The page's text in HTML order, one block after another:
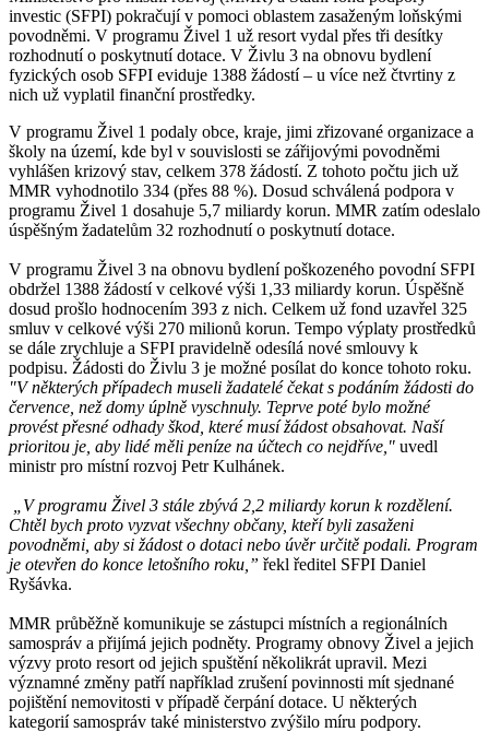
investic (SFPI) pokračují v pomoci oblastem zasaženým loňskými
povodněmi. V programu Živel 1 už resort vydal přes tři desítky
rozhodnutí o poskytnutí dotace. V Živlu 3 na obnovu bydlení
fyzických osob SFPI eviduje 1388 žádostí – u více než čtvrtiny z
nich už vyplatil finanční prostředky.
V programu Živel 1 podaly obce, kraje, jimi zřizované organizace a
školy na území, kde byl v souvislosti se zářijovými povodněmi
vyhlášen krizový stav, celkem 378 žádostí. Z tohoto počtu jich už
MMR vyhodnotilo 334 (přes 88 %). Dosud schválená podpora v
programu Živel 1 dosahuje 5,7 miliardy korun. MMR zatím odeslalo
úspěšným žadatelům 32 rozhodnutí o poskytnutí dotace.
V programu Živel 3 na obnovu bydlení poškozeného povodní SFPI
obdržel 1388 žádostí v celkové výši 1,33 miliardy korun. Úspěšně
dosud prošlo hodnocením 393 z nich. Celkem už fond uzavřel 325
smluv v celkové výši 270 milionů korun. Tempo výplaty prostředků
se dále zrychluje a SFPI pravidelně odesílá nové smlouvy k
podpisu. Žádosti do Živlu 3 je možné posílat do konce tohoto roku.
"V některých případech museli žadatelé čekat s podáním žádosti do
července, než domy úplně vyschnuly. Teprve poté bylo možné
provést přesné odhady škod, které musí žádost obsahovat. Naší
prioritou je, aby lidé měli peníze na účtech co nejdříve," uvedl
ministr pro místní rozvoj Petr Kulhánek.
„V programu Živel 3 stále zbývá 2,2 miliardy korun k rozdělení.
Chtěl bych proto vyzvat všechny občany, kteří byli zasaženi
povodněmi, aby si žádost o dotaci nebo úvěr určitě podali. Program
je otevřen do konce letošního roku,” řekl ředitel SFPI Daniel
Ryšávka.
MMR průběžně komunikuje se zástupci místních a regionálních
samospráv a přijímá jejich podněty. Programy obnovy Živel a jejich
výzvy proto resort od jejich spuštění několikrát upravil. Mezi
významné změny patří například zrušení povinnosti mít sjednané
pojištění nemovitosti v případě čerpání dotace. U některých
kategorií samospráv také ministerstvo zvýšilo míru podpory.